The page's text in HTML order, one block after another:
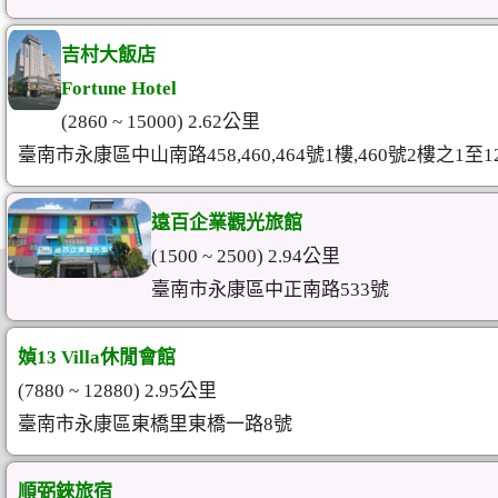
吉村大飯店
Fortune Hotel
(2860 ~ 15000) 2.62公里
臺南市永康區中山南路458,460,464號1樓,460號2樓之1至
遠百企業觀光旅館
(1500 ~ 2500) 2.94公里
臺南市永康區中正南路533號
媜13 Villa休閒會館
(7880 ~ 12880) 2.95公里
臺南市永康區東橋里東橋一路8號
順弼錸旅宿